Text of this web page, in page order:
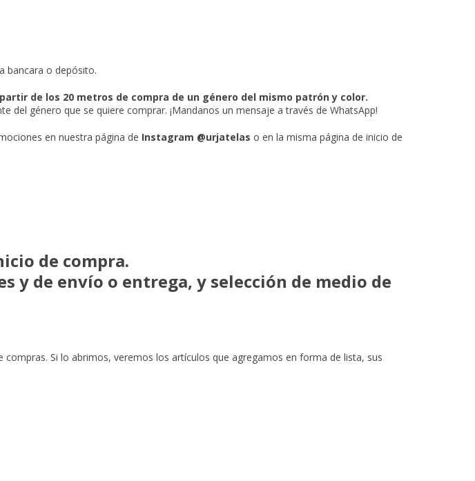
bancara o depósito.
de los 20 metros de compra de un género del mismo patrón y color.
género que se quiere comprar. ¡Mandanos un mensaje a través de WhatsApp!
en nuestra página de Instagram @urjatelas o en la misma página de inicio de
de compra.
y de envío o entrega, y selección de medio de
Si lo abrimos, veremos los artículos que agregamos en forma de lista, sus